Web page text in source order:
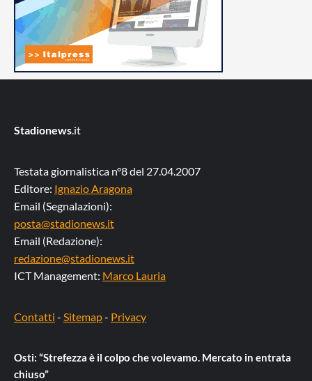
Stadionews.it
Testata giornalistica n°8 del 27.04.2007
Editore: Ignazio Aragona
Email (Segnalazioni):
posta@stadionews.it
Email (Redazione):
redazione@stadionews.it
ICT Management: Marco Lauria
Contatti - Sitemap- Privacy
Osti: “Strefezza è il colpo che volevamo. Mercato in entrata
chiuso”